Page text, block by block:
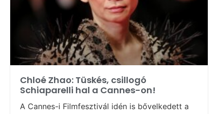
Chloé Zhao: Tüskés, csillogó
Schiaparelli hal a Cannes-on!
A Cannes-i Filmfesztivál idén is bővelkedett a